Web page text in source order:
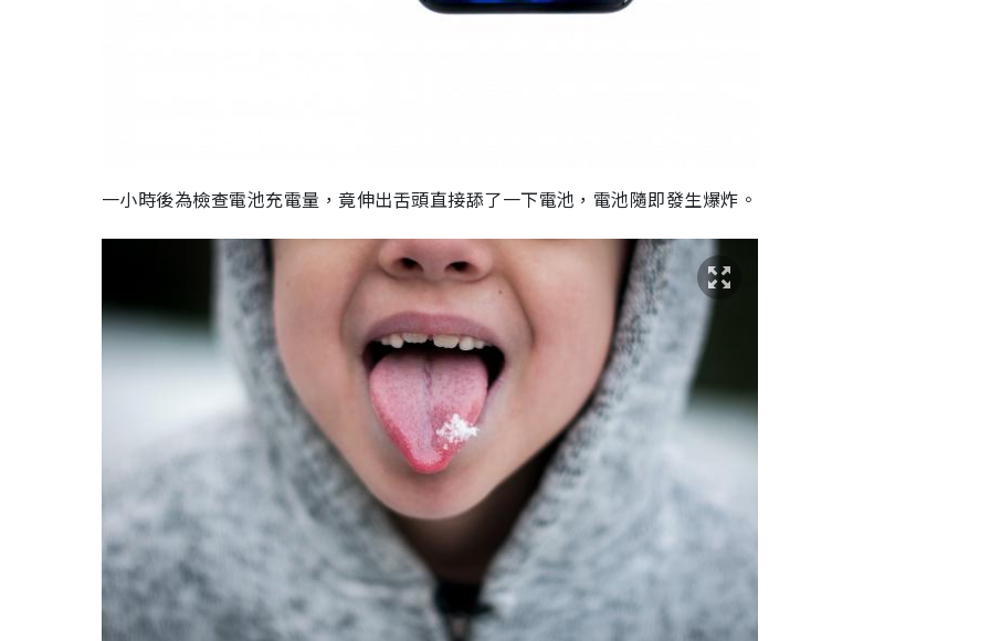
一小時後為檢查電池充電量，竟伸出舌頭直接舔了一下電池，電池隨即發生爆炸。